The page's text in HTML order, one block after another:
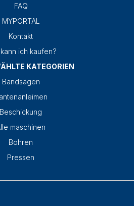
FAQ
MYPORTAL
Kontakt
ich kaufen?
KATEGORIEN
Bandsägen
Beschickung
maschinen
Bohren
Pressen